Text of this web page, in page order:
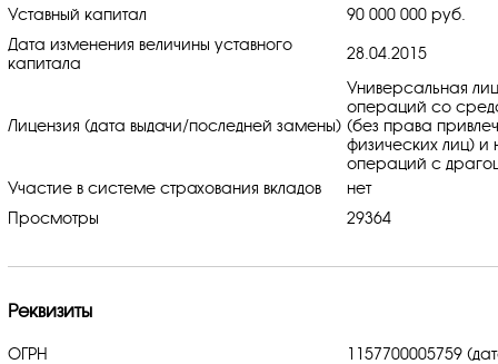
Уставный капитал
90 000 000 руб.
Дата изменения величины уставного
капитала
28.04.2015
Лицензия (дата выдачи/последней замены)
Универсальная
операций со
(без права
физических лиц) и
операций с
Участие в системе страхования вкладов
нет
Просмотры
29364
Реквизиты
ОГРН
1157700005759